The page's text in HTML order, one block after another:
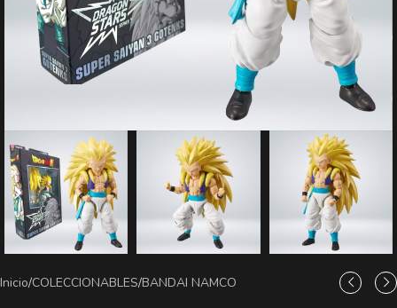
Inicio/COLECCIONABLES/BANDAI NAMCO